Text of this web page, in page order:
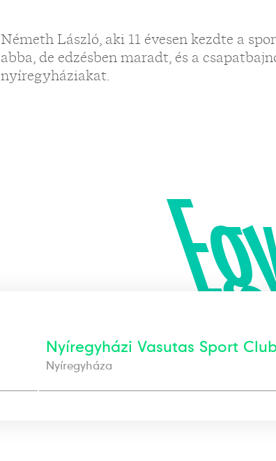
Németh László, aki 11 évesen kezdte a
abba, de edzésben maradt, és a
nyíregyháziakat.
Nyíregyházi Vasutas Sport
Nyíregyháza